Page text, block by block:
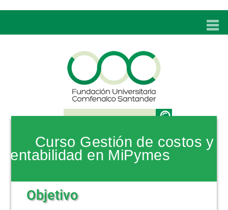
UNC
ADMISIONES
PROGRAMAS
BIENESTAR
Curso Gestión de costos y
rentabilidad en MiPymes
Objetivo